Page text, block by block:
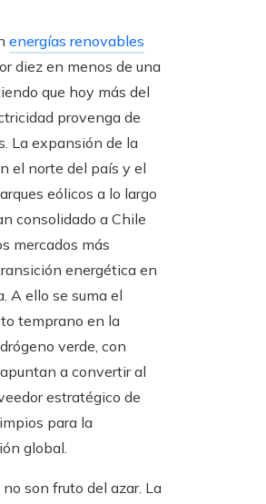
energías renovables
diez en menos de una
que hoy más del
provenga de
La expansión de la
el norte del país y el
eólicos a lo largo
consolidado a Chile
mercados más
energética en
A ello se suma el
temprano en la
verde, con
a convertir al
estratégico de
para la
global.
son fruto del azar. La